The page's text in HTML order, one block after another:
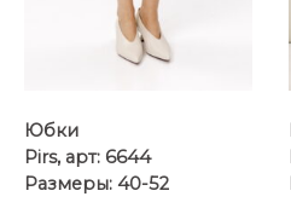
Юбки
Pirs, арт: 6644
Размеры: 40-52